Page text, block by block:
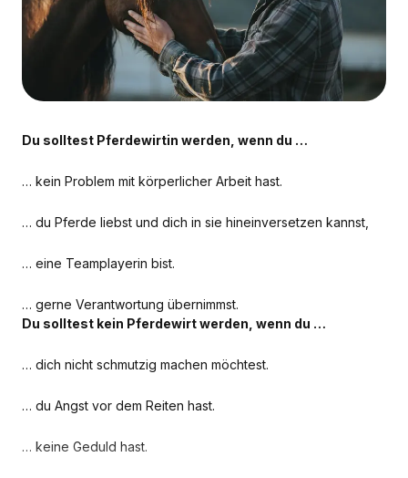
Du solltest Pferdewirtin werden, wenn du …
… kein Problem mit körperlicher Arbeit hast.
… du Pferde liebst und dich in sie hineinversetzen kannst,
… eine Teamplayerin bist.
… gerne Verantwortung übernimmst.
Du solltest kein Pferdewirt werden, wenn du …
… dich nicht schmutzig machen möchtest.
… du Angst vor dem Reiten hast.
… keine Geduld hast.